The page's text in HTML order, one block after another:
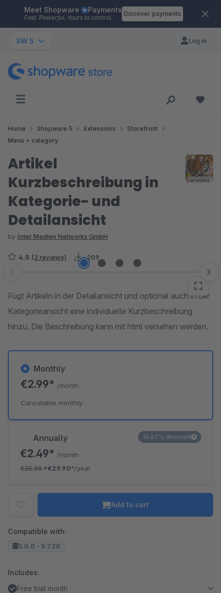
Skip to main content
Meet Shopware Payments
Fast. Powerful. Yours to control.
Discover payments
SW 5 Log in
Home Shopware 5 Extensions
Storefront
Menu + category
Artikel
Kurzbeschreibung in
Kategorie- und
Detailansicht
by Inter Medien Networks GmbH
4.5 (2 reviews) 209
Skip image gallery
Fügt Artikeln in der Detailansicht und optional auch in der
Kategorieansicht eine individuelle Kurzbeschreibung
hinzu. Die Beschreibung kann mit html versehen werden.
Annually
€2.49* /month
€35.88*€29.90*/year
16.67% discount
Monthly
€2.99* /month
Cancelable monthly
Add to cart
Compatible with:
5.0.0 - 5.7.20
Includes:
Free trial month